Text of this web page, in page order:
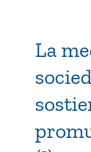
La